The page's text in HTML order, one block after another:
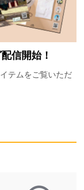
信開始！
テムをご覧いただ